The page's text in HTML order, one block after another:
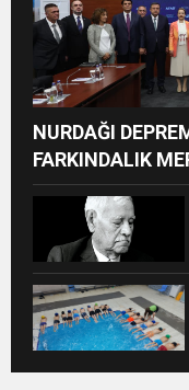
NURDAĞI
FARKINDALIK
PROTOKOLÜ